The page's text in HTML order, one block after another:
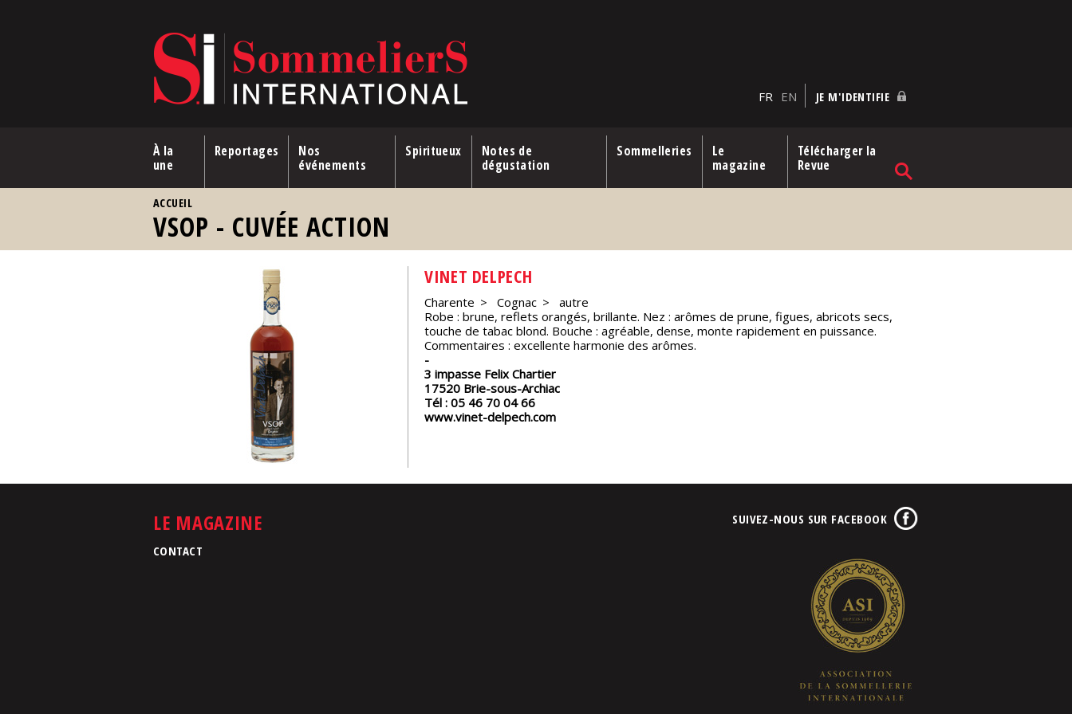
FR EN JE M'IDENTIFIE
À la
une
Reportages
Nos
événements
Spiritueux
Notes de
dégustation
Sommelleries
Le
magazine
Télécharger la
Revue
ACCUEIL
VSOP - CUVÉE ACTION
VINET DELPECH
Charente Cognac
autre
Robe : brune, reflets orangés, brillante. Nez : arômes de prune, figues, abricots secs,
touche de tabac blond. Bouche : agréable, dense, monte rapidement en puissance.
Commentaires : excellente harmonie des arômes.
3 impasse Felix Chartier
17520 Brie-sous-Archiac
Tél : 05 46 70 04 66
www.vinet-delpech.com
LE MAGAZINE
CONTACT
SUIVEZ-NOUS SUR FACEBOOK